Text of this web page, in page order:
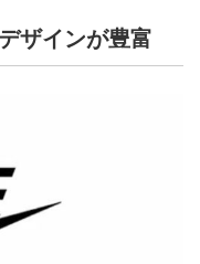
ザインが豊富